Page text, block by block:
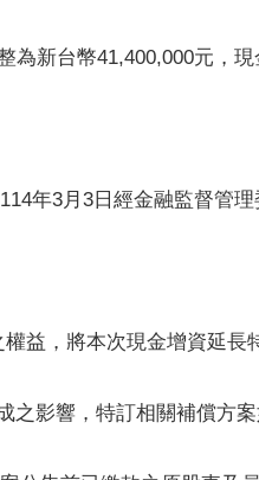
為新台幣41,400,000元，
年3月3日經金融監督管理
益，將本次現金增資延長
之影響，特訂相關補償方案